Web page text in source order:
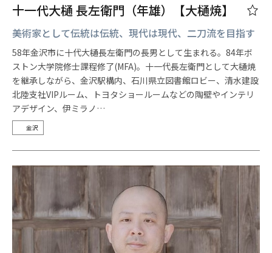
十一代大樋 長左衛門（年雄）【大樋焼】
美術家として伝統は伝統、現代は現代、二刀流を目指す
58年金沢市に十代大樋長左衛門の長男として生まれる。84年ボ
ストン大学院修士課程修了(MFA)。十一代長左衛門として大樋焼
を継承しながら、金沢駅構内、石川県立図書館ロビー、清水建設
北陸支社VIPルーム、トヨタショールームなどの陶壁やインテリ
アデザイン、伊ミラノ…
金沢